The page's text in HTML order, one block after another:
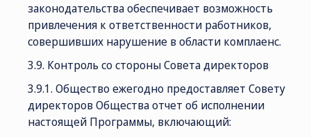
законодательства обеспечивает возможность
привлечения к ответственности работников,
совершивших нарушение в области комплаенс.
3.9. Контроль со стороны Совета директоров
3.9.1. Общество ежегодно предоставляет Совету
директоров Общества отчет об исполнении
настоящей Программы, включающий: